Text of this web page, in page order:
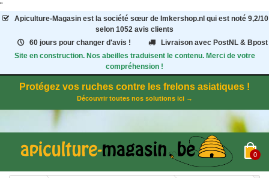
"
Apiculture-Magasinest la société sœur de Imkershop.nl qui est noté 9,2/10
selon 1052 avis clients
60 jours pour changer d'avis !
Livraison avec PostNL & Bpost
Site en construction. Nos abeilles traduisent le contenu. Merci de votre
compréhension !
Protégez vos ruches contre les frelons asiatiques !
Découvrir toutes nos solutions ici →
0